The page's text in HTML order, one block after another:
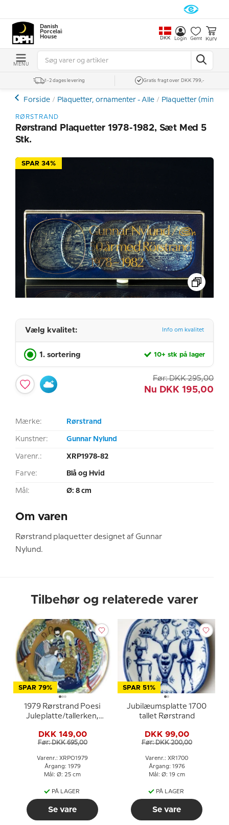
Danish
Porcelain
House
DKK Login Gemt Kurv
MENU
1-2 dages levering Gratis fragt over DKK 799,-
Forside Plaquetter, ornamenter - Alle Plaquetter (mini
RØRSTRAND
Rørstrand Plaquetter 1978-1982, Sæt Med 5
Stk.
SPAR 34%
Vælg kvalitet: Info om kvalitet
1. sortering 10+ stk på lager
Før: DKK 295,00
Nu DKK 195,00
Mærke: Rørstrand
Kunstner: Gunnar Nylund
Varenr.: XRP1978-82
Farve: Blå og Hvid
Mål: Ø: 8 cm
Om varen
Rørstrand plaquetter designet af Gunnar
Nylund.
Tilbehør og relaterede varer
SPAR 79%
1979 Rørstrand Poesi
Juleplatte/tallerken,
DKK 149,00
Før: DKK 695,00
Varenr.: XRPO1979
Årgang: 1979
Mål: Ø: 25 cm
PÅ LAGER
Se vare
SPAR 51%
Jubilæumsplatte 1700
tallet Rørstrand
DKK 99,00
Før: DKK 200,00
Varenr.: XR1700
Årgang: 1976
Mål: Ø: 19 cm
PÅ LAGER
Se vare